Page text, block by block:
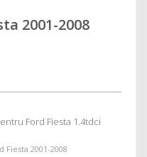
2001-2008
Ford Fiesta 1.4tdci
Fiesta 2001-2008